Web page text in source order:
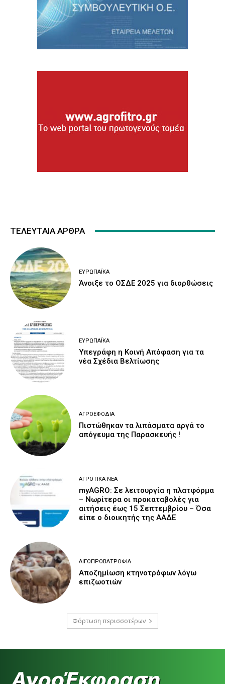
ΤΕΛΕΥΤΑΙΑ ΑΡΘΡΑ
ΕΥΡΩΠΑΪΚΆ
Άνοιξε το ΟΣΔΕ 2025 για διορθώσεις
ΕΥΡΩΠΑΪΚΆ
Υπεγράφη η Κοινή Απόφαση για τα
νέα Σχέδια Βελτίωσης
ΑΓΡΟΕΦΌΔΙΑ
Πιστώθηκαν τα λιπάσματα αργά το
απόγευμα της Παρασκευής !
ΑΓΡΟΤΙΚΆ ΝΈΑ
myAGRO: Σε λειτουργία η πλατφόρμα
– Νωρίτερα οι προκαταβολές για
αιτήσεις έως 15 Σεπτεμβρίου – Όσα
είπε ο διοικητής της ΑΑΔΕ
ΑΙΓΟΠΡΟΒΑΤΡΟΦΊΑ
Αποζημίωση κτηνοτρόφων λόγω
επιζωοτιών
Φόρτωση περισσοτέρων